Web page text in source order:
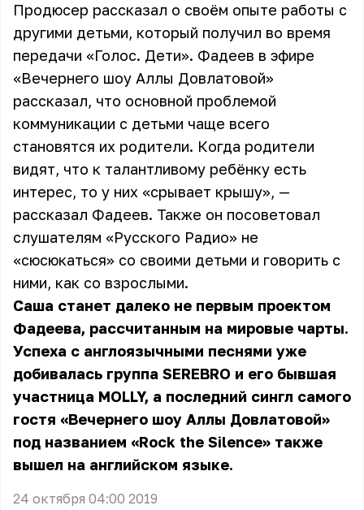
Продюсер рассказал о своём опыте работы с
другими детьми, который получил во время
передачи «Голос. Дети». Фадеев в эфире
«Вечернего шоу Аллы Довлатовой»
рассказал, что основной проблемой
коммуникации с детьми чаще всего
становятся их родители. Когда родители
видят, что к талантливому ребёнку есть
интерес, то у них «срывает крышу», —
рассказал Фадеев. Также он посоветовал
слушателям «Русского Радио» не
«сюсюкаться» со своими детьми и говорить с
ними, как со взрослыми.
Саша станет далеко не первым проектом
Фадеева, рассчитанным на мировые чарты.
Успеха с англоязычными песнями уже
добивалась группа SEREBRO и его бывшая
участница MOLLY, а последний сингл самого
гостя «Вечернего шоу Аллы Довлатовой»
под названием «Rock the Silence» также
вышел на английском языке.
24 октября 04:00 2019